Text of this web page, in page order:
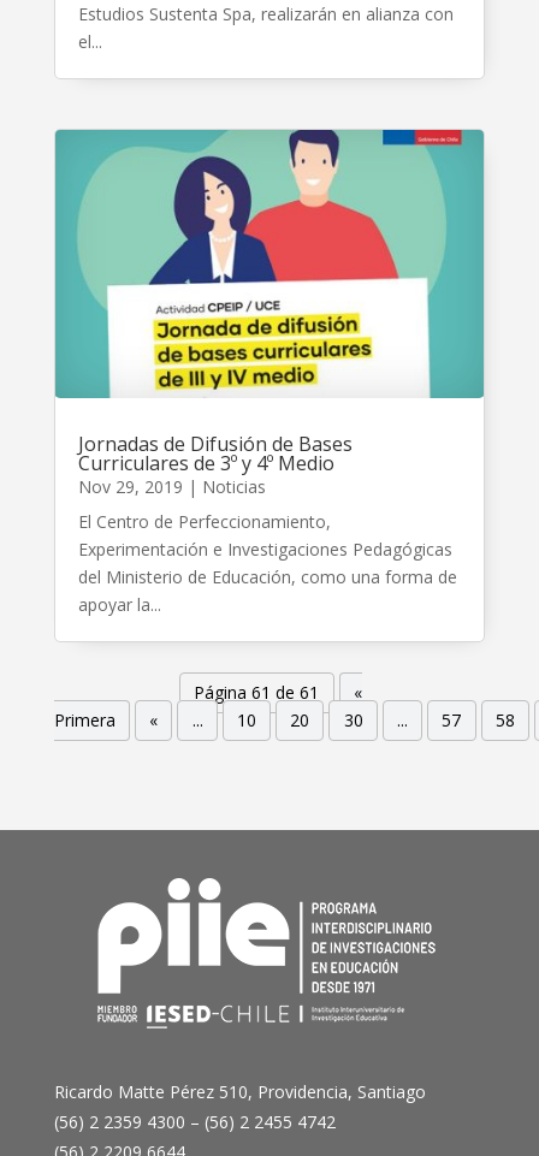
Estudios Sustenta Spa, realizarán en alianza con
el...
Jornadas de Difusión de Bases
Curriculares de 3º y 4º Medio
Nov 29, 2019 | Noticias
El Centro de Perfeccionamiento,
Experimentación e Investigaciones Pedagógicas
del Ministerio de Educación, como una forma de
apoyar la...
Página 61 de 61
«
Primera
« ... 10 20 30 ... 57 58
Ricardo Matte Pérez 510, Providencia, Santiago
(56) 2 2359 4300 – (56) 2 2455 4742